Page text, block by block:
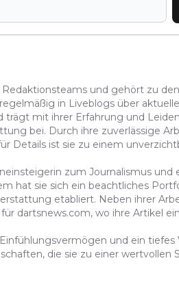
Redaktionsteams und gehört zu
in Liveblogs über
mit ihrer Erfahrung und
bei. Durch ihre zuverlässige
Details ist sie zu einem
zum Journalismus und
hat sie sich ein beachtliches
etabliert. Neben ihrer
dartsnews.com, wo ihre Artikel
und ein tiefes
die sie zu einer wertvollen